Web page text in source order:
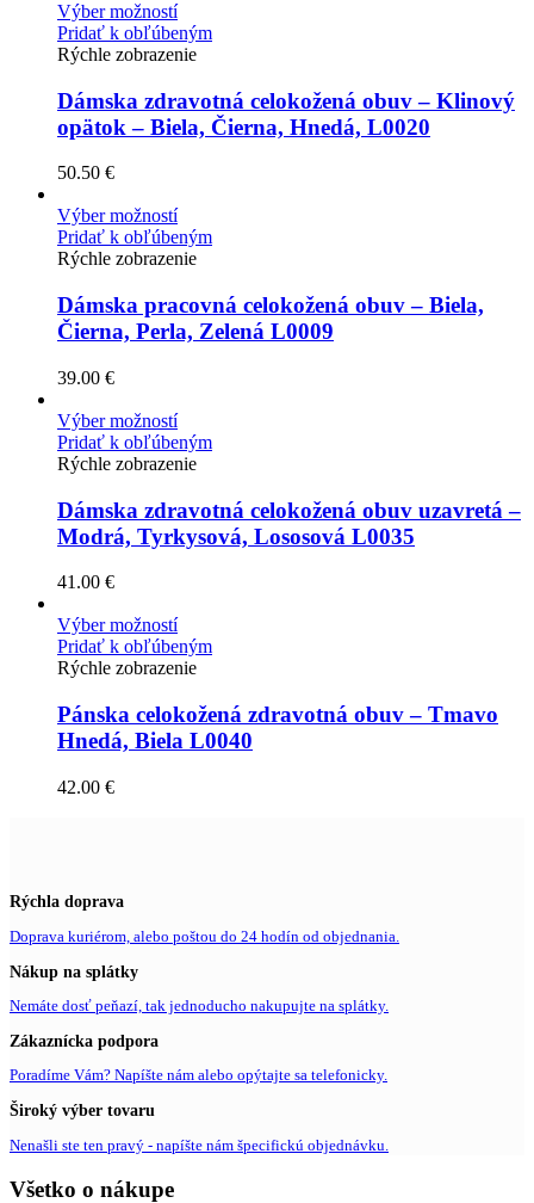
Výber možností
Pridať k obľúbeným
Rýchle zobrazenie
Dámska zdravotná celokožená obuv – Klinový
opätok – Biela, Čierna, Hnedá, L0020
50.50 €
Výber možností
Pridať k obľúbeným
Rýchle zobrazenie
Dámska pracovná celokožená obuv – Biela,
Čierna, Perla, Zelená L0009
39.00 €
Výber možností
Pridať k obľúbeným
Rýchle zobrazenie
Dámska zdravotná celokožená obuv uzavretá –
Modrá, Tyrkysová, Lososová L0035
41.00 €
Výber možností
Pridať k obľúbeným
Rýchle zobrazenie
Pánska celokožená zdravotná obuv – Tmavo
Hnedá, Biela L0040
42.00 €
Rýchla doprava
Doprava kuriérom, alebo poštou do 24 hodín od objednania.
Nákup na splátky
Nemáte dosť peňazí, tak jednoducho nakupujte na splátky.
Zákaznícka podpora
Poradíme Vám? Napíšte nám alebo opýtajte sa telefonicky.
Široký výber tovaru
Nenašli ste ten pravý - napíšte nám špecifickú objednávku.
Všetko o nákupe